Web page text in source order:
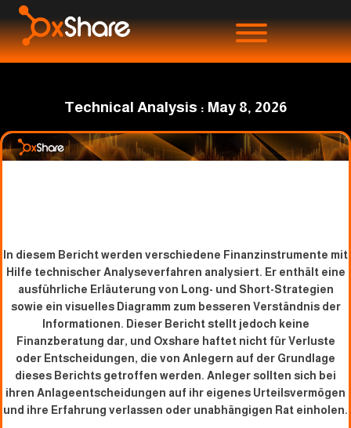
Technical Analysis : May 8, 2026
In diesem Bericht werden verschiedene Finanzinstrumente mit
Hilfe technischer Analyseverfahren analysiert. Er enthält eine
ausführliche Erläuterung von Long- und Short-Strategien
sowie ein visuelles Diagramm zum besseren Verständnis der
Informationen. Dieser Bericht stellt jedoch keine
Finanzberatung dar, und Oxshare haftet nicht für Verluste
oder Entscheidungen, die von Anlegern auf der Grundlage
dieses Berichts getroffen werden. Anleger sollten sich bei
ihren Anlageentscheidungen auf ihr eigenes Urteilsvermögen
und ihre Erfahrung verlassen oder unabhängigen Rat einholen.